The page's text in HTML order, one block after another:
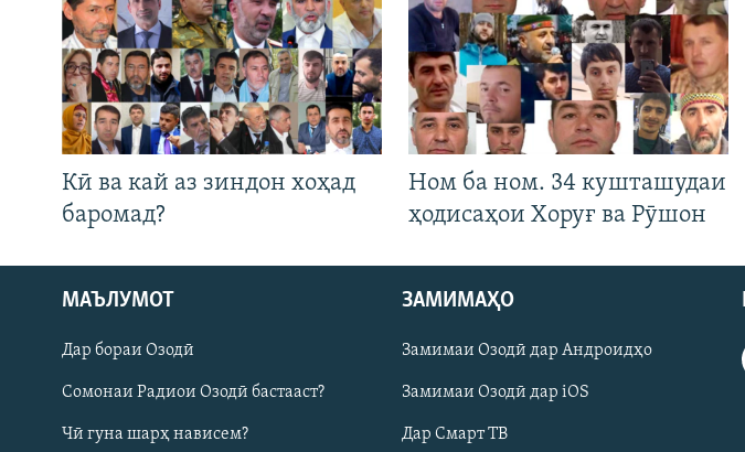
Русский
ПАЙГИРӢ КУНЕД
Кӣ ва кай аз зиндон хоҳад
баромад?
Ном ба ном. 34 кушташудаи
ҳодисаҳои Хоруғ ва Рӯшон
МАЪЛУМОТ
Дар бораи Озодӣ
Сомонаи Радиои Озодӣ бастааст?
Чӣ гуна шарҳ нависем?
ЗАМИМАҲО
Замимаи Озодӣ дар Андроидҳо
Замимаи Озодӣ дар iOS
Дар Смарт ТВ